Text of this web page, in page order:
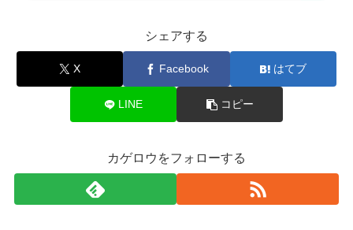
シェアする
X Facebook はてブ
LINE コピー
カゲロウをフォローする